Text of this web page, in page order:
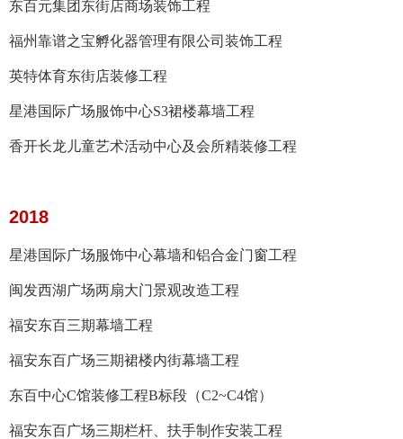
东百元集团东街店商场装饰工程
福州靠谱之宝孵化器管理有限公司装饰工程
英特体育东街店装修工程
星港国际广场服饰中心S3裙楼幕墙工程
香开长龙儿童艺术活动中心及会所精装修工程
2018
星港国际广场服饰中心幕墙和铝合金门窗工程
闽发西湖广场两扇大门景观改造工程
福安东百三期幕墙工程
福安东百广场三期裙楼内街幕墙工程
东百中心C馆装修工程B标段（C2~C4馆）
福安东百广场三期栏杆、扶手制作安装工程